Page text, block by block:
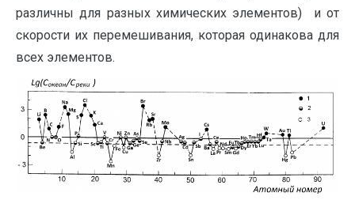
различны для разных химических элементов) и от
скорости их перемешивания, которая одинакова для
всех элементов.